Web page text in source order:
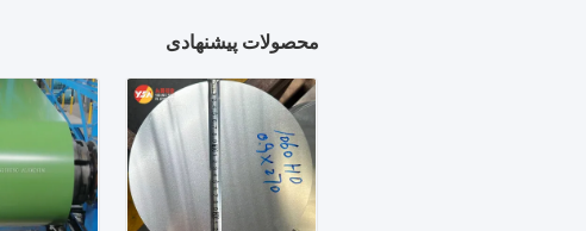
محصولات پیشنهادی